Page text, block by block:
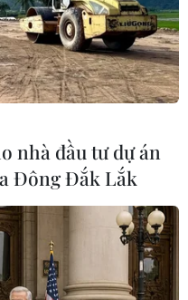
Công an Nhân dân
thi số 7 tại thành
Lắk.
nhà đầu tư dự án
Đông Đắk Lắk